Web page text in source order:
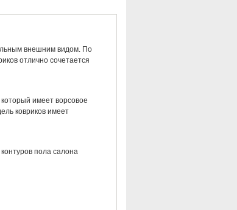
внешним видом. По
отлично сочетается
имеет ворсовое
ковриков имеет
пола салона